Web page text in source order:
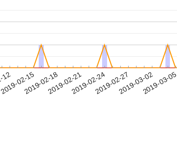
02-15
2019-02-182019-02-212019-02-242019-02-272019-03-022019-03-05